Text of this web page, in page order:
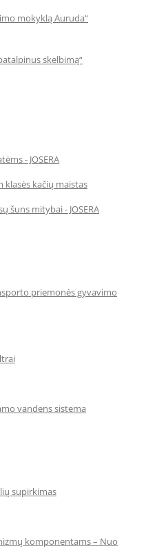
mokyklą Auruda“
skelbimą“
- JOSERA
klasės kačių maistas
šuns mitybai - JOSERA
priemonės gyvavimo
vandens sistema
supirkimas
komponentams – Nuo